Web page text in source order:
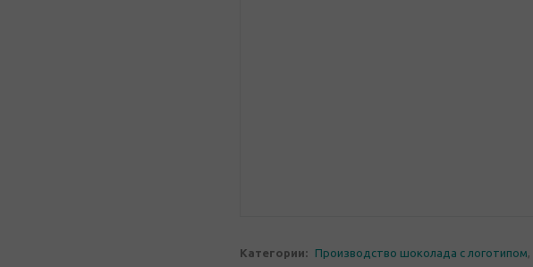
Категории: Производство шоколада с логотипом,